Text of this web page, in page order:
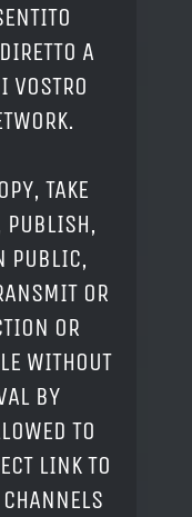
A
VOSTRO
TAKE
PUBLISH,
PUBLIC,
OR
OR
WITHOUT
BY
TO
LINK TO